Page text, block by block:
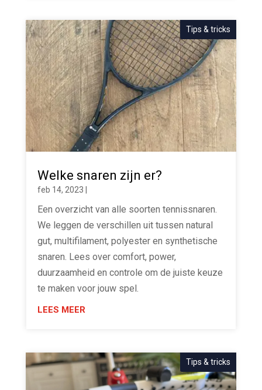
Welke snaren zijn er?
feb 14, 2023
Tips & tricks
Een overzicht van alle soorten tennissnaren.
We leggen de verschillen uit tussen natural
gut, multifilament, polyester en synthetische
snaren. Lees over comfort, power,
duurzaamheid en controle om de juiste keuze
te maken voor jouw spel.
LEES MEER
Tips & tricks